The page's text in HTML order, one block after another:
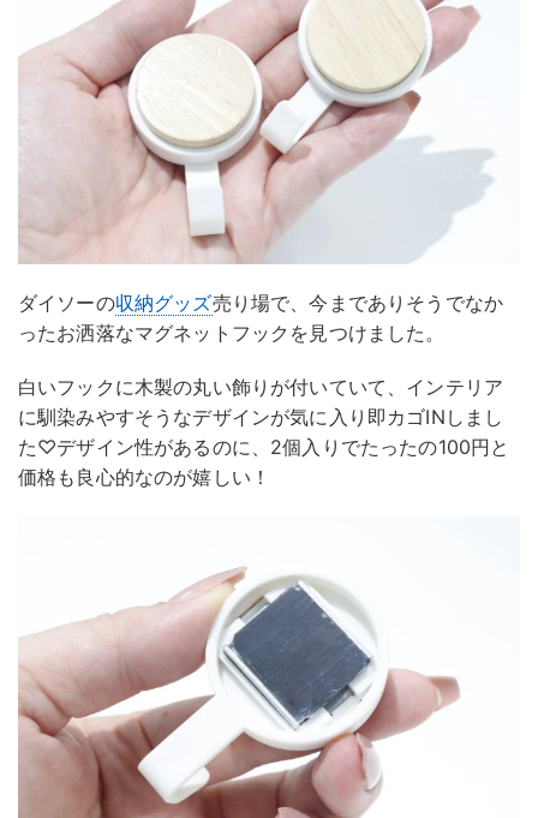
ダイソーの収納グッズ売り場で、今までありそうでなか
ったお洒落なマグネットフックを見つけました。
白いフックに木製の丸い飾りが付いていて、インテリア
に馴染みやすそうなデザインが気に入り即カゴINしまし
た♡デザイン性があるのに、2個入りでたったの100円と
価格も良心的なのが嬉しい！